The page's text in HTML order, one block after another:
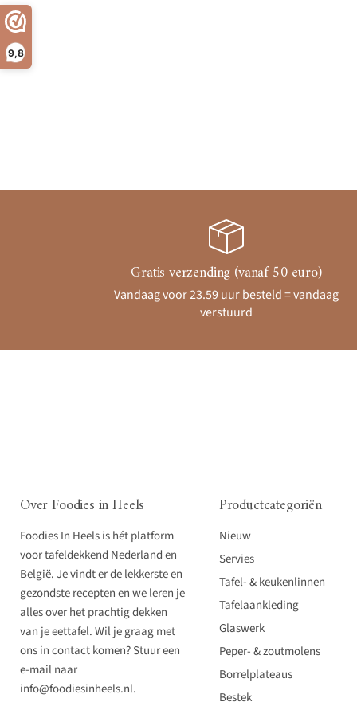
9,8
Gratis verzending (vanaf 50 euro)
Vandaag voor 23.59 uur besteld = vandaag
verstuurd
Over Foodies in Heels
Foodies In Heels is hét platform
voor tafeldekkend Nederland en
België. Je vindt er de lekkerste en
gezondste recepten en we leren je
alles over het prachtig dekken
van je eettafel. Wil je graag met
ons in contact komen? Stuur een
e-mail naar
info@foodiesinheels.nl.
Productcategoriën
Nieuw
Servies
Tafel- & keukenlinnen
Tafelaankleding
Glaswerk
Peper- & zoutmolens
Borrelplateaus
Bestek